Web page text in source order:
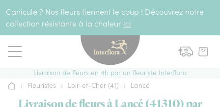
Canicule ? Nos fleurs tiennent le coup ! Découvrez notre
collection résistante à la chaleur ici
Livraison de fleurs en 4h par un fleuriste Interflora
Accueil
› Fleuristes › Loir-et-Cher (41) › Lancé